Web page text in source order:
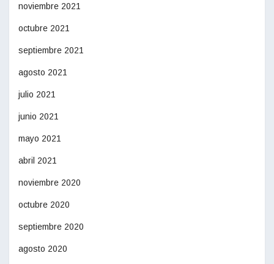
noviembre 2021
octubre 2021
septiembre 2021
agosto 2021
julio 2021
junio 2021
mayo 2021
abril 2021
noviembre 2020
octubre 2020
septiembre 2020
agosto 2020